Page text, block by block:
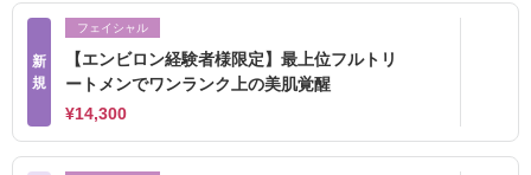
新
規
フェイシャル
【エンビロン経験者様限定】最上位フルトリ
ートメンでワンランク上の美肌覚醒
¥14,300